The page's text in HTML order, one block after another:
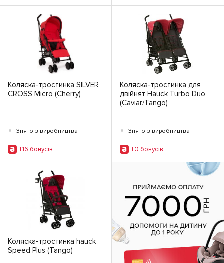
Коляска-тростинка SILVER
CROSS Micro (Cherry)
• Знято з виробництва
+16 бонусiв
Коляска-тростинка для
двійнят Hauck Turbo Duo
(Сaviar/Tango)
• Знято з виробництва
+0 бонусiв
Коляска-тростинка hauck
Speed Plus (Tango)